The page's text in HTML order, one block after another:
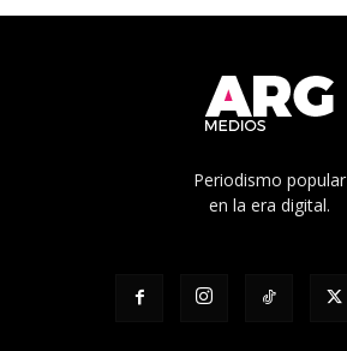
Periodismo popular
en la era digital.